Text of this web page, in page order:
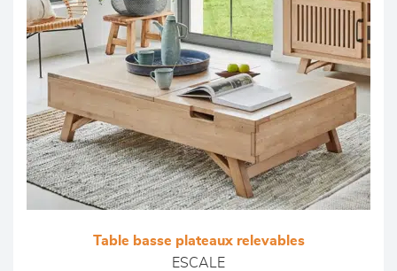
Table basse plateaux relevables
ESCALE